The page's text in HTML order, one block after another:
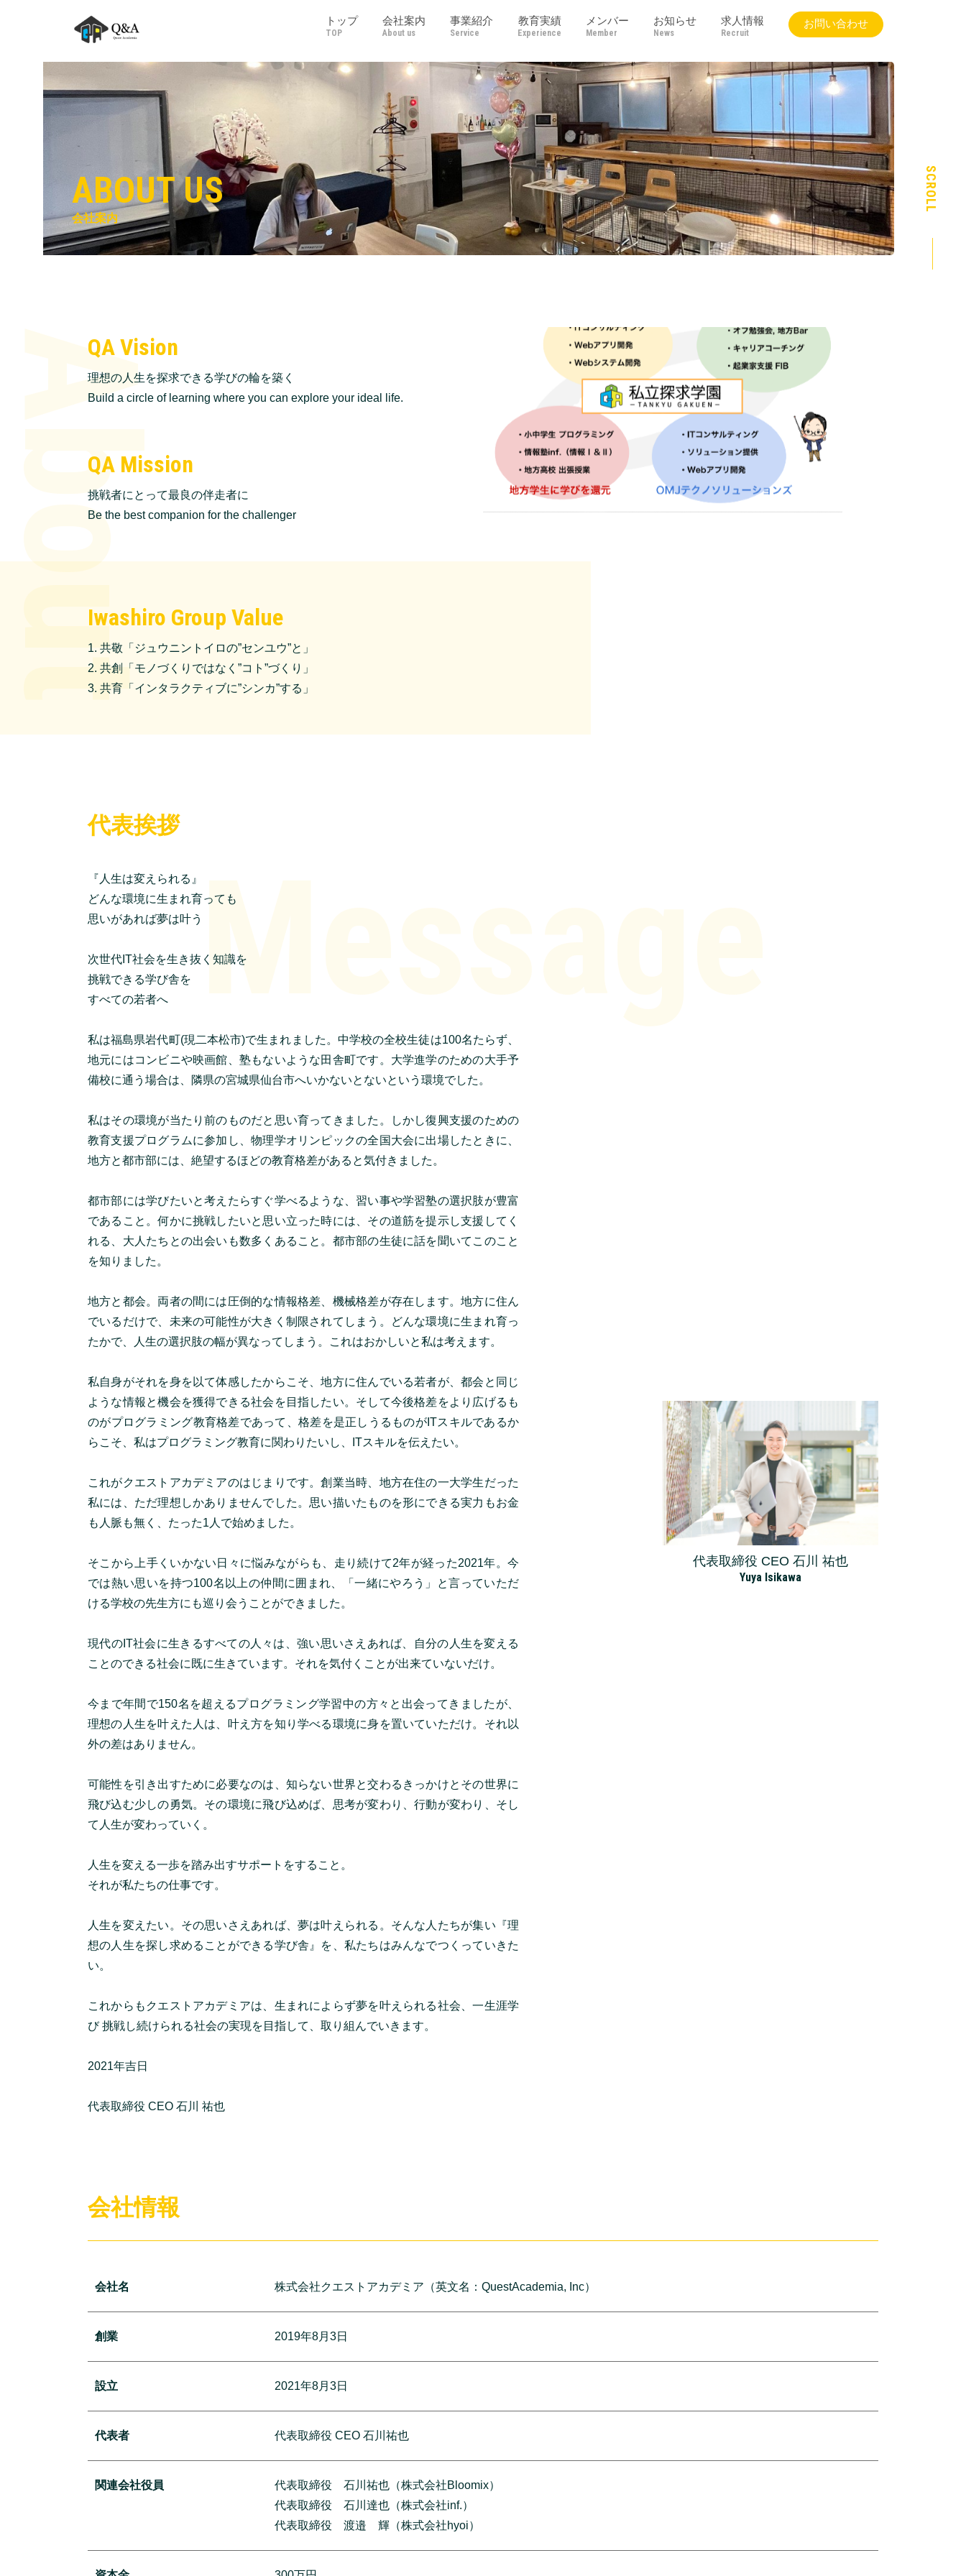
トップ
TOP
会社案内
About us
事業紹介
Service
教育実績
Experience
メンバー
Member
お知らせ
News
求人情報
Recruit
お問い合わせ
ABOUT US
会社案内
SCROLL
QA Vision
理想の人生を探求できる学びの輪を築く
Build a circle of learning where you can explore your ideal life.
QA Mission
挑戦者にとって最良の伴走者に
Be the best companion for the challenger
Iwashiro Group Value
1. 共敬「ジュウニントイロの”センユウ”と」
2. 共創「モノづくりではなく”コト”づくり」
3. 共育「インタラクティブに”シンカ”する」
代表挨拶
『人生は変えられる』
どんな環境に生まれ育っても
思いがあれば夢は叶う
次世代IT社会を生き抜く知識を
挑戦できる学び舎を
すべての若者へ
私は福島県岩代町(現二本松市)で生まれました。中学校の全校生徒は100名たらず、
地元にはコンビニや映画館、塾もないような田舎町です。大学進学のための大手予
備校に通う場合は、隣県の宮城県仙台市へいかないとないという環境でした。
私はその環境が当たり前のものだと思い育ってきました。しかし復興支援のための
教育支援プログラムに参加し、物理学オリンピックの全国大会に出場したときに、
地方と都市部には、絶望するほどの教育格差があると気付きました。
都市部には学びたいと考えたらすぐ学べるような、習い事や学習塾の選択肢が豊富
であること。何かに挑戦したいと思い立った時には、その道筋を提示し支援してく
れる、大人たちとの出会いも数多くあること。都市部の生徒に話を聞いてこのこと
を知りました。
地方と都会。両者の間には圧倒的な情報格差、機械格差が存在します。地方に住ん
でいるだけで、未来の可能性が大きく制限されてしまう。どんな環境に生まれ育っ
たかで、人生の選択肢の幅が異なってしまう。これはおかしいと私は考えます。
私自身がそれを身を以て体感したからこそ、地方に住んでいる若者が、都会と同じ
ような情報と機会を獲得できる社会を目指したい。そして今後格差をより広げるも
のがプログラミング教育格差であって、格差を是正しうるものがITスキルであるか
らこそ、私はプログラミング教育に関わりたいし、ITスキルを伝えたい。
これがクエストアカデミアのはじまりです。創業当時、地方在住の一大学生だった
私には、ただ理想しかありませんでした。思い描いたものを形にできる実力もお金
も人脈も無く、たった1人で始めました。
そこから上手くいかない日々に悩みながらも、走り続けて2年が経った2021年。今
では熱い思いを持つ100名以上の仲間に囲まれ、「一緒にやろう」と言っていただ
ける学校の先生方にも巡り会うことができました。
現代のIT社会に生きるすべての人々は、強い思いさえあれば、自分の人生を変える
ことのできる社会に既に生きています。それを気付くことが出来ていないだけ。
今まで年間で150名を超えるプログラミング学習中の方々と出会ってきましたが、
理想の人生を叶えた人は、叶え方を知り学べる環境に身を置いていただけ。それ以
外の差はありません。
可能性を引き出すために必要なのは、知らない世界と交わるきっかけとその世界に
飛び込む少しの勇気。その環境に飛び込めば、思考が変わり、行動が変わり、そし
て人生が変わっていく。
人生を変える一歩を踏み出すサポートをすること。
それが私たちの仕事です。
人生を変えたい。その思いさえあれば、夢は叶えられる。そんな人たちが集い『理
想の人生を探し求めることができる学び舎』を、私たちはみんなでつくっていきた
い。
これからもクエストアカデミアは、生まれによらず夢を叶えられる社会、一生涯学
び 挑戦し続けられる社会の実現を目指して、取り組んでいきます。
2021年吉日
代表取締役 CEO 石川 祐也
代表取締役 CEO 石川 祐也
Yuya Isikawa
会社情報
会社名 株式会社クエストアカデミア （英文名：QuestAcademia, Inc）
創業 2019年8月3日
設立 2021年8月3日
代表者 代表取締役 CEO 石川祐也
関連会社役員
代表取締役 石川祐也（株式会社Bloomix）
代表取締役 石川達也（株式会社inf.）
代表取締役 渡邉 輝（株式会社hyoi）